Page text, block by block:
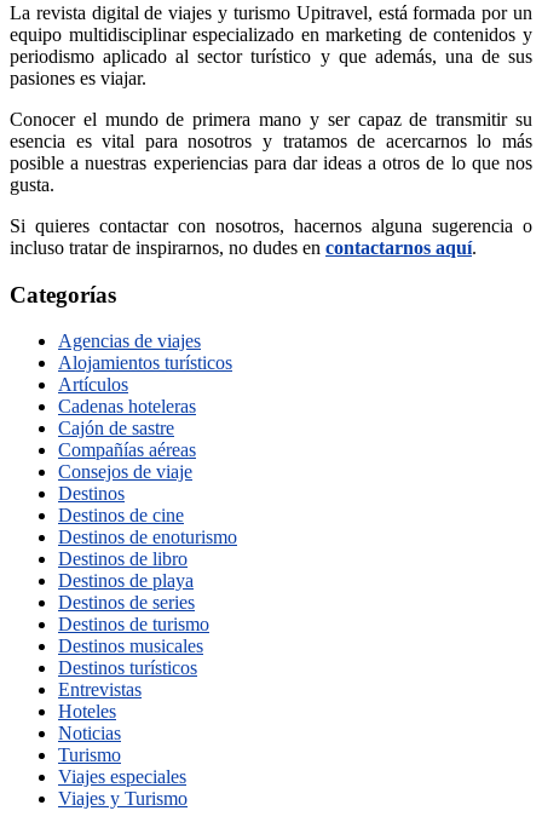
La revista digital de viajes y turismo Upitravel, está formada por un
equipo multidisciplinar especializado en marketing de contenidos y
periodismo aplicado al sector turístico y que además, una de sus
pasiones es viajar.
Conocer el mundo de primera mano y ser capaz de transmitir su
esencia es vital para nosotros y tratamos de acercarnos lo más
posible a nuestras experiencias para dar ideas a otros de lo que nos
gusta.
Si quieres contactar con nosotros, hacernos alguna sugerencia o
incluso tratar de inspirarnos, no dudes en contactarnos aquí.
Categorías
Agencias de viajes
Alojamientos turísticos
Artículos
Cadenas hoteleras
Cajón de sastre
Compañías aéreas
Consejos de viaje
Destinos
Destinos de cine
Destinos de enoturismo
Destinos de libro
Destinos de playa
Destinos de series
Destinos de turismo
Destinos musicales
Destinos turísticos
Entrevistas
Hoteles
Noticias
Turismo
Viajes especiales
Viajes y Turismo